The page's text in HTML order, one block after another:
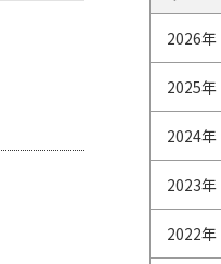
2026年
2025年
2024年
2023年
2022年